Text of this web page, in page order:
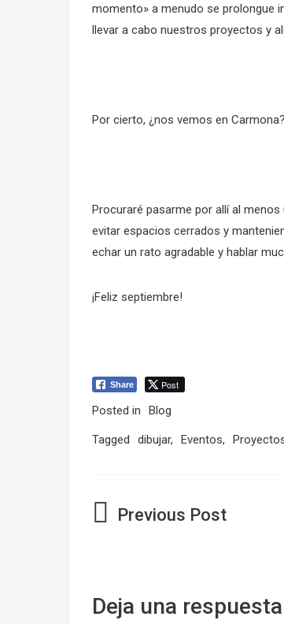
momento» a menudo se prolongue
llevar a cabo nuestros proyectos y
Por cierto, ¿nos vemos en
Procuraré pasarme por allí al
evitar espacios cerrados y
echar un rato agradable y hablar
¡Feliz septiembre!
Share Post
Posted in Blog
Tagged dibujar, Eventos,
Navegación
Deja una respuesta